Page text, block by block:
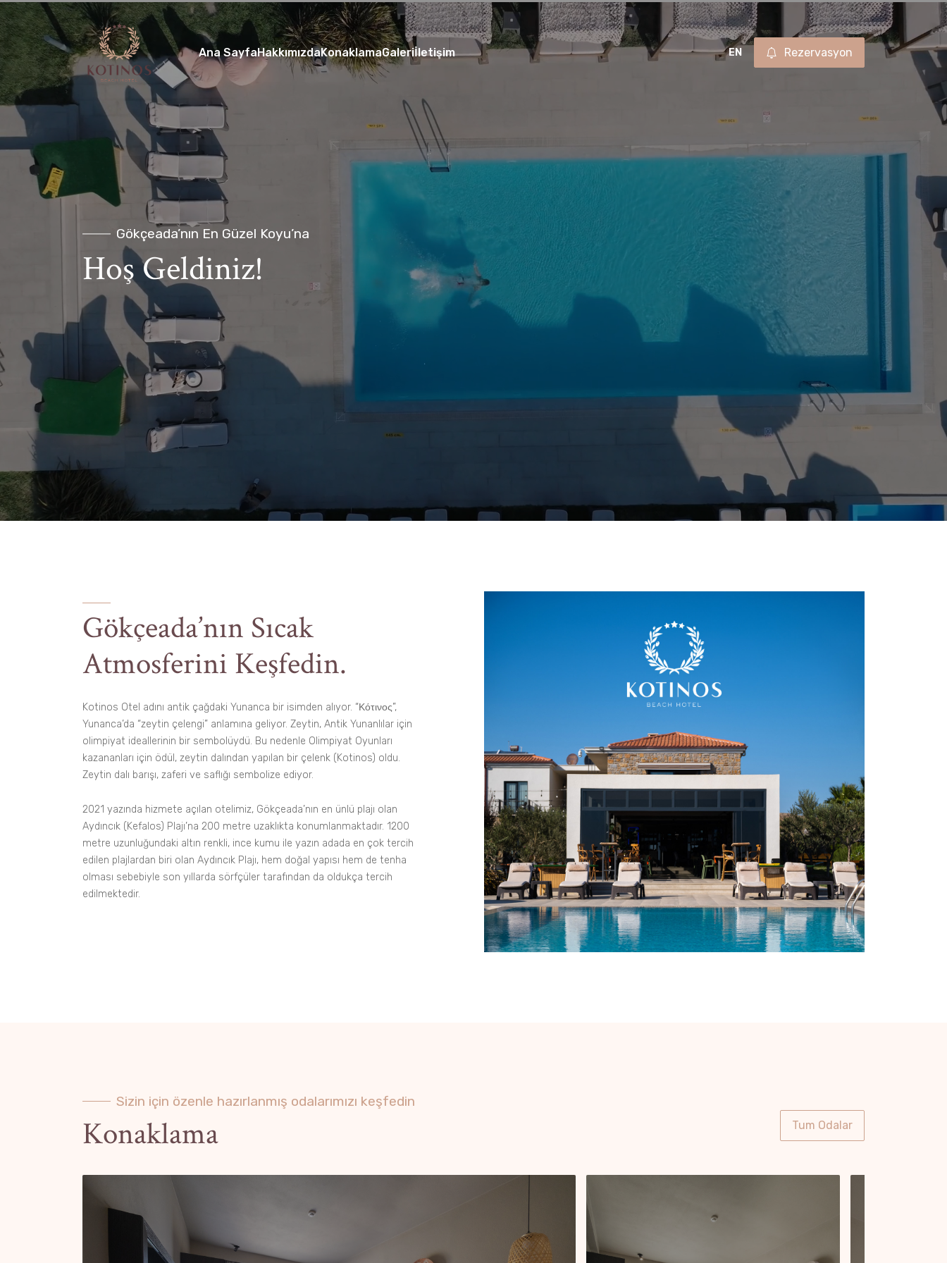
Ana SayfaHakkımızdaKonaklamaGaleriİletişim EN Rezervasyon
Gökçeada’nın En Güzel Koyu’na
Hoş Geldiniz!
Gökçeada’nın Sıcak
Atmosferini Keşfedin.
Kotinos Otel adını antik çağdaki Yunanca bir isimden alıyor. “Κότινος”,
Yunanca’da “zeytin çelengi” anlamına geliyor. Zeytin, Antik Yunanlılar için
olimpiyat ideallerinin bir sembolüydü. Bu nedenle Olimpiyat Oyunları
kazananları için ödül, zeytin dalından yapılan bir çelenk (Kotinos) oldu.
Zeytin dalı barışı, zaferi ve saflığı sembolize ediyor.
2021 yazında hizmete açılan otelimiz, Gökçeada’nın en ünlü plajı olan
Aydıncık (Kefalos) Plajı’na 200 metre uzaklıkta konumlanmaktadır. 1200
metre uzunluğundaki altın renkli, ince kumu ile yazın adada en çok tercih
edilen plajlardan biri olan Aydıncık Plajı, hem doğal yapısı hem de tenha
olması sebebiyle son yıllarda sörfçüler tarafından da oldukça tercih
edilmektedir.
Sizin için özenle hazırlanmış odalarımızı keşfedin
Konaklama Tum Odalar